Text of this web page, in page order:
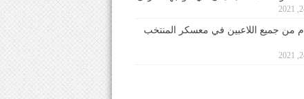
تام من جميع اللاعبين في معسكر المنتخب